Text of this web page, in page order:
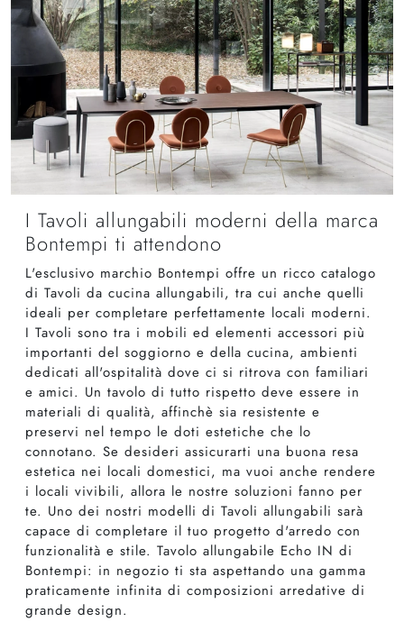
I Tavoli allungabili moderni della marca
Bontempi ti attendono
L'esclusivo marchio Bontempi offre un ricco catalogo
di Tavoli da cucina allungabili, tra cui anche quelli
ideali per completare perfettamente locali moderni.
I Tavoli sono tra i mobili ed elementi accessori più
importanti del soggiorno e della cucina, ambienti
dedicati all'ospitalità dove ci si ritrova con familiari
e amici. Un tavolo di tutto rispetto deve essere in
materiali di qualità, affinchè sia resistente e
preservi nel tempo le doti estetiche che lo
connotano. Se desideri assicurarti una buona resa
estetica nei locali domestici, ma vuoi anche rendere
i locali vivibili, allora le nostre soluzioni fanno per
te. Uno dei nostri modelli di Tavoli allungabili sarà
capace di completare il tuo progetto d'arredo con
funzionalità e stile. Tavolo allungabile Echo IN di
Bontempi: in negozio ti sta aspettando una gamma
praticamente infinita di composizioni arredative di
grande design.